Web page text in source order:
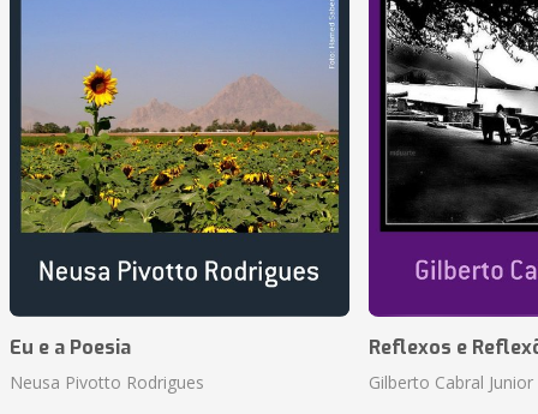
Eu e a Poesia
Neusa Pivotto Rodrigues
Reflexos e
Gilberto Cabral Junior